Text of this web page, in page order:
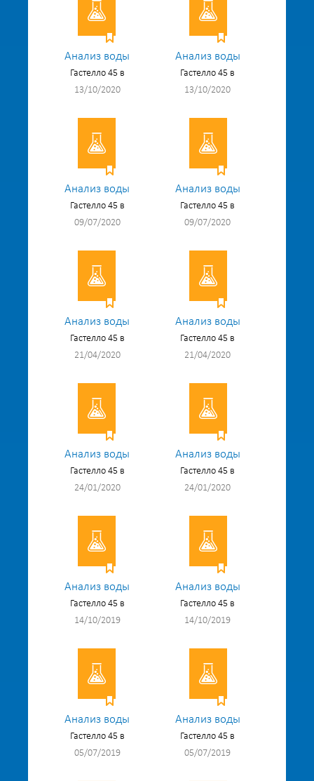
Анализ воды
Гастелло 45 в
13/10/2020
Анализ воды
Гастелло 45 в
13/10/2020
Анализ воды
Гастелло 45 в
09/07/2020
Анализ воды
Гастелло 45 в
09/07/2020
Анализ воды
Гастелло 45 в
21/04/2020
Анализ воды
Гастелло 45 в
21/04/2020
Анализ воды
Гастелло 45 в
24/01/2020
Анализ воды
Гастелло 45 в
24/01/2020
Анализ воды
Гастелло 45 в
14/10/2019
Анализ воды
Гастелло 45 в
14/10/2019
Анализ воды
Гастелло 45 в
05/07/2019
Анализ воды
Гастелло 45 в
05/07/2019